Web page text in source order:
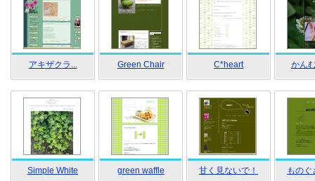
アキザクラ... Green Chair C*heart かん
Simple White green waffle 甘く見ないで！ ものぐ